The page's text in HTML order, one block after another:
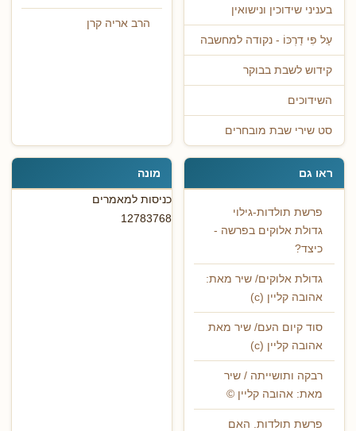
בעניני שידוכין ונישואין
עַל פִּי דַרְכּוֹ - נקודה למחשבה
קידוש לשבת בבוקר
השידוכים
סט שירי שבת מובחרים
הרב אריה קרן
ראו גם
פרשת תולדות-גילוי
גדולת אלוקים בפרשה -
כיצד?
גדולת אלוקים/ שיר מאת:
אהובה קליין (c)
סוד קיום העם/ שיר מאת
אהובה קליין (c)
רבקה ותושייתה / שיר
מאת: אהובה קליין ©
פרשת תולדות. האם
מונה
כניסות למאמרים
12783768